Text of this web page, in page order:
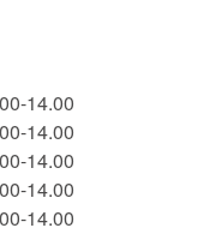
14.00
14.00
14.00
14.00
14.00